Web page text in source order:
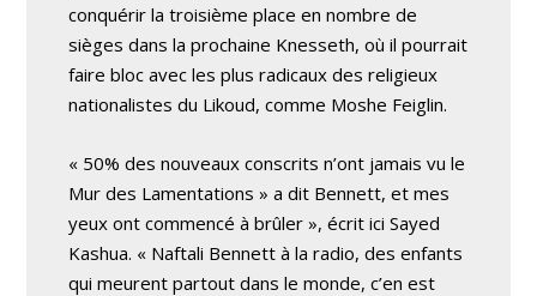
conquérir la troisième place en nombre de
sièges dans la prochaine Knesseth, où il pourrait
faire bloc avec les plus radicaux des religieux
nationalistes du Likoud, comme Moshe Feiglin.
« 50% des nouveaux conscrits n’ont jamais vu le
Mur des Lamentations » a dit Bennett, et mes
yeux ont commencé à brûler », écrit ici Sayed
Kashua. « Naftali Bennett à la radio, des enfants
qui meurent partout dans le monde, c’en est